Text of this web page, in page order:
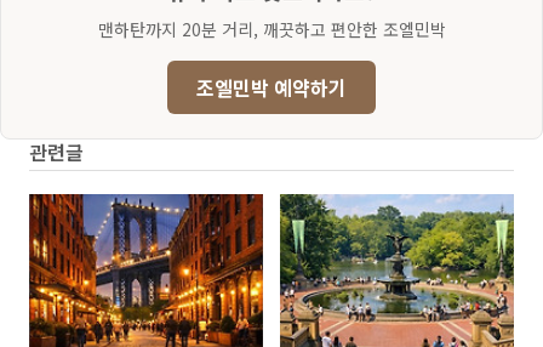
맨하탄까지 20분 거리, 깨끗하고 편안한 조엘민박
조엘민박 예약하기
관련글